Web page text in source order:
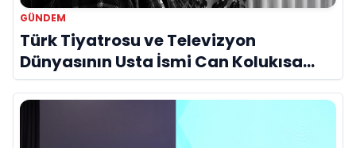
GÜNDEM
Türk Tiyatrosu ve Televizyon
Dünyasının Usta İsmi Can Kolukısa
Hayatını Kaybetti